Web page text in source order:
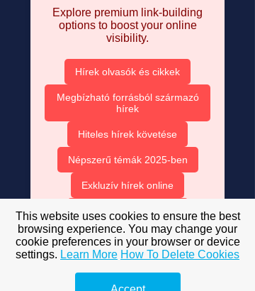
Explore premium link-building
options to boost your online
visibility.
Hírek olvasók és cikkek
Megbízható forrásból származó
hírek
Hiteles hírek követése
Népszerű témák 2025-ben
Exkluzív hírek online
Hírek és trendek 2025
Szűrd ki az álhíreket
Hírek és kritikus gondolkodás
Közösségi média és hírek
This website uses cookies to ensure the best
browsing experience. You may change your
cookie preferences in your browser or device
settings. Learn More How To Delete Cookies